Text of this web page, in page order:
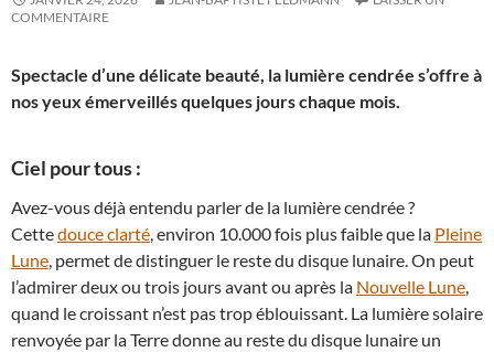
COMMENTAIRE
Spectacle d’une délicate beauté, la lumière cendrée s’offre à
nos yeux émerveillés quelques jours chaque mois.
Ciel pour tous :
Avez-vous déjà entendu parler de la lumière cendrée ?
Cettedouce clarté, environ 10.000 fois plus faible que la Pleine
Lune, permet de distinguer le reste du disque lunaire. On peut
l’admirer deux ou trois jours avant ou après la Nouvelle Lune,
quand le croissant n’est pas trop éblouissant. La lumière solaire
renvoyée par la Terre donne au reste du disque lunaire un